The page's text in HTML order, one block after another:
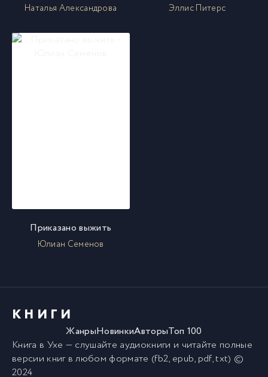
Наталья Александрова Эллис Питерс
Приказано выжить
Юлиан Семенов
КНИГИ
ЖанрыНовинкиАвторыТоп 100
Книга в Ухе — слушайте аудиокниги и читайте полные
версии книгв любом формате (fb2, epub, pdf, txt) ©
2024